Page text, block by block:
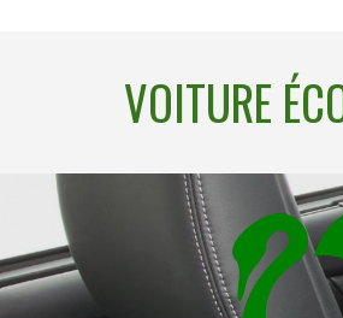
VOITURE